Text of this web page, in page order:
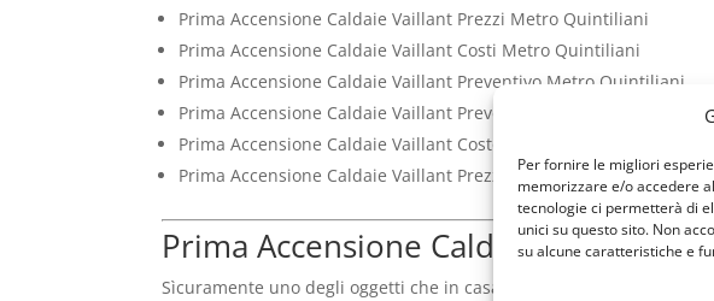
Per fornire le migliori
memorizzare e/o accedere
tecnologie ci permetterà di
unici su questo sito. Non
su alcune caratteristiche e
Prima Accensione Caldaie Vaillant Prezzi Metro Quintiliani
Prima Accensione Caldaie Vaillant Costi Metro Quintiliani
Prima Accensione Caldaie Vaillant Preventivo Metro Quintiliani
Prima Accensione Caldaie Vaillant Preventivi Metro Quintiliani
Prima Accensione Caldaie Vaillant Costo Metro Quintiliani
Prima Accensione Caldaie Vaillant Prezzo Metro Quintiliani
Prima Accensione Caldaie Vaillant
Sìcuramente uno degli oggetti che in casa sono assolutamente